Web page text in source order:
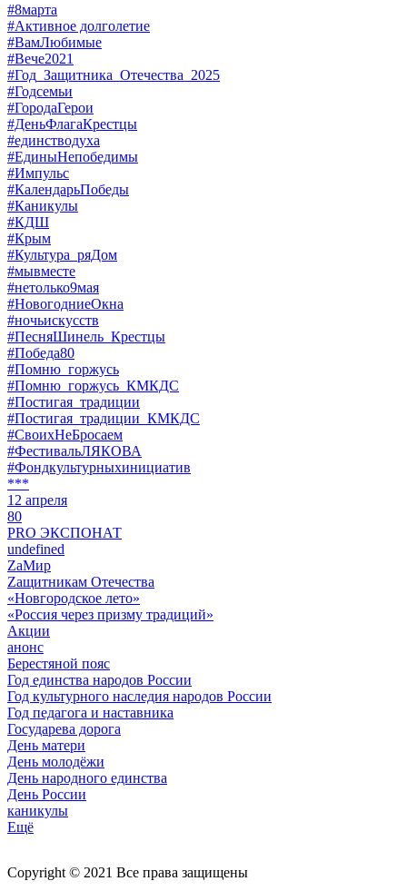
#8марта
#Активное долголетие
#ВамЛюбимые
#Вече2021
#Год_Защитника_Отечества_2025
#Годсемьи
#ГородаГерои
#ДеньФлагаКрестцы
#единстводуха
#ЕдиныНепобедимы
#Импульс
#КалендарьПобеды
#Каникулы
#КДШ
#Крым
#Культура_ряДом
#мывместе
#нетолько9мая
#НовогодниеОкна
#ночьискусств
#ПесняШинель_Крестцы
#Победа80
#Помню_горжусь
#Помню_горжусь_КМКДС
#Постигая_традиции
#Постигая_традиции_КМКДС
#СвоихНеБросаем
#ФестивальЛЯКОВА
#Фондкультурныхинициатив
***
12 апреля
80
PRO ЭКСПОНАТ
undefined
ZaМир
Zащитникам Отечества
«Новгородское лето»
«Россия через призму традиций»
Акции
анонс
Берестяной пояс
Год единства народов России
Год культурного наследия народов России
Год педагога и наставника
Государева дорога
День матери
День молодёжи
День народного единства
День России
каникулы
Ещё
Copyright © 2021 Все права защищены